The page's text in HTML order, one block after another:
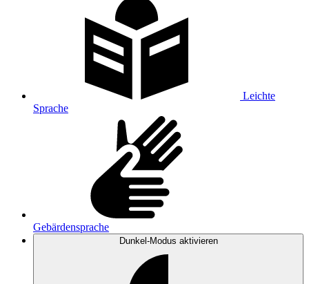
Leichte
Sprache
Gebärdensprache
Dunkel-Modus aktivieren